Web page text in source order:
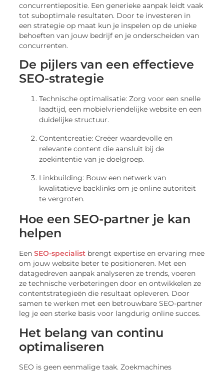
concurrentiepositie. Een generieke aanpak leidt vaak
tot suboptimale resultaten. Door te investeren in
een strategie op maat kun je inspelen op de unieke
behoeften van jouw bedrijf en je onderscheiden van
concurrenten.
De pijlers van een effectieve
SEO-strategie
Technische optimalisatie: Zorg voor een snelle
laadtijd, een mobielvriendelijke website en een
duidelijke structuur.
Contentcreatie: Creëer waardevolle en
relevante content die aansluit bij de
zoekintentie van je doelgroep.
Linkbuilding: Bouw een netwerk van
kwalitatieve backlinks om je online autoriteit
te vergroten.
Hoe een SEO-partner je kan
helpen
EenSEO-specialist brengt expertise en ervaring mee
om jouw website beter te positioneren. Met een
datagedreven aanpak analyseren ze trends, voeren
ze technische verbeteringen door en ontwikkelen ze
contentstrategieën die resultaat opleveren. Door
samen te werken met een betrouwbare SEO-partner
leg je een sterke basis voor langdurig online succes.
Het belang van continu
optimaliseren
SEO is geen eenmalige taak. Zoekmachines